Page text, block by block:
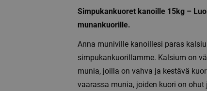
Simpukankuoret kanoille 15kg –
munankuorille.
Anna muniville kanoillesi paras
simpukankuorillamme. Kalsium on
munia, joilla on vahva ja kestävä
vaarassa munia, joiden kuori on ohut